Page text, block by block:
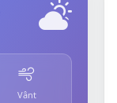
Vânt